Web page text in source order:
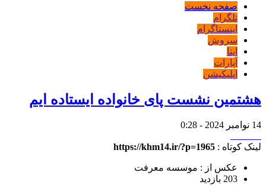
صفحه نخست
تلگرام
اینستاگرام
سروش
ایتا
آپارات
اپلیکیشن
هشتمین نشست پای خانواده ایستاده ایم
14 نوامبر 2024 - 0:28
لینک کوتاه : https://khm14.ir/?p=1965
عکس از : موسسه معرفت
203 بازدید